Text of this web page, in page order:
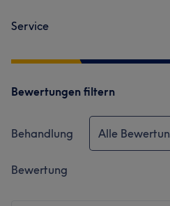
Service
Bewertungen filtern
Behandlung Alle
Bewertung